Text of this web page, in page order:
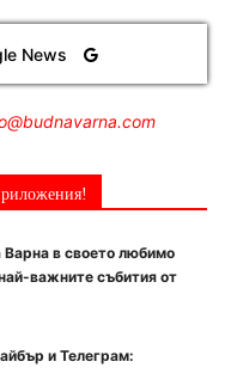
News
в своето любимо
важните събития от
и Телеграм: